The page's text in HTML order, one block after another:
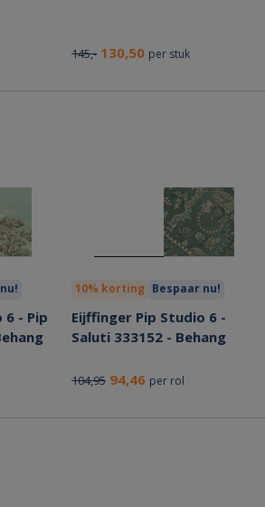
145,- 130,50 per stuk
6 - Pip
10% korting Bespaar nu!
Eijffinger Pip Studio 6 -
Saluti 333152 - Behang
104,95 94,46 per rol